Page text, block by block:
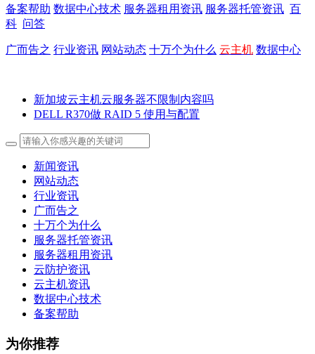
备案帮助 数据中心技术 服务器租用资讯 服务器托管资讯 百
科 问答
广而告之 行业资讯 网站动态 十万个为什么 云主机 数据中心
新加坡云主机云服务器不限制内容吗
DELL R370做 RAID 5 使用与配置
新闻资讯
网站动态
行业资讯
广而告之
十万个为什么
服务器托管资讯
服务器租用资讯
云防护资讯
云主机资讯
数据中心技术
备案帮助
为你推荐